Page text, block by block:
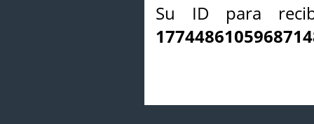
Su ID para